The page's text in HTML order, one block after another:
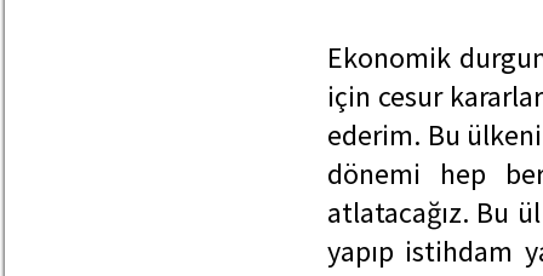
Ekonomik
için cesur
ederim. Bu
dönemi hep
atlatacağız. Bu
yapıp istihdam